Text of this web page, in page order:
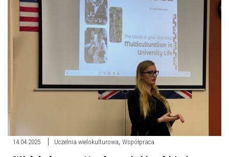
14.04.2025 Uczelnia wielokulturowa, Współpraca